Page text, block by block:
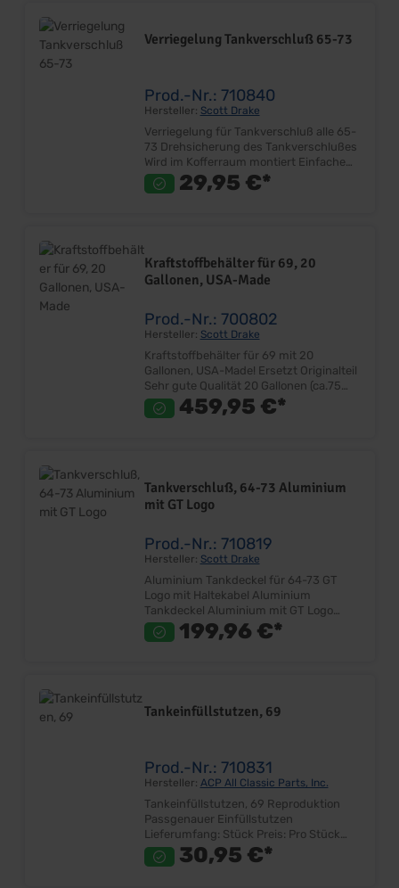
Verriegelung Tankverschluß 65-73
Prod.-Nr.: 710840
Hersteller: Scott Drake
Verriegelung für Tankverschluß alle 65-
73 Drehsicherung des Tankverschlußes
Wird im Kofferraum montiert Einfache
und effektive Diebstahlsicherung für
den Tankdeckel Einbau erforderlich Sehr
Bj.1967 muss der Haltewinkel angepasst
werden.
29,95 €*
Kraftstoffbehälter für 69, 20
Gallonen, USA-Made
Prod.-Nr.: 700802
Hersteller: Scott Drake
Kraftstoffbehälter für 69 mit 20
Gallonen, USA-Made! Ersetzt Originalteil
Sehr gute Qualität 20 Gallonen (ca.75
Liter) Mit Ablaßschraube Made in USA
Lieferumfang: Stück Preis: Pro Stück
459,95 €*
Tankverschluß, 64-73 Aluminium
mit GT Logo
Prod.-Nr.: 710819
Hersteller: Scott Drake
Aluminium Tankdeckel für 64-73 GT
Logo mit Haltekabel Aluminium
Tankdeckel Aluminium mit GT Logo
"Resto-Mod" Look Sehr gut Qualität
Twist-On Verschluß Mit Sicherungsseil
199,96 €*
Tankeinfüllstutzen, 69
Prod.-Nr.: 710831
Hersteller: ACP All Classic Parts, Inc.
Tankeinfüllstutzen, 69 Reproduktion
Passgenauer Einfüllstutzen
Lieferumfang: Stück Preis: Pro Stück
Einbauort: Heckblech
30,95 €*